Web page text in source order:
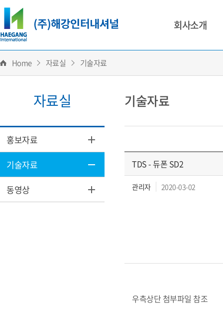
회사소개
Home 자료실 기술자료
자료실
홍보자료
기술자료
동영상
기술자료
TDS - 듀폰 SD2
관리자 2020-03-02
우측상단 첨부파일 참조